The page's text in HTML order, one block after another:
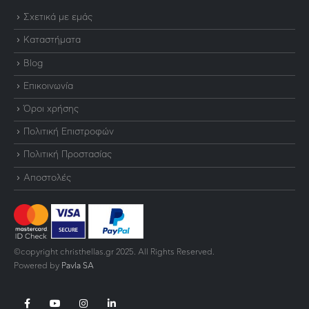
Σχετικά με εμάς
Καταστήματα
Blog
Επικοινωνία
Όροι χρήσης
Πολιτική Επιστροφών
Πολιτική Προστασίας
Αποστολές
©copyright christhellas.gr 2025. All Rights Reserved.
Powered by Pavla SA